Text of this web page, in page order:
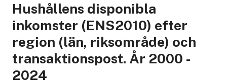
Hushållens disponibla
inkomster (ENS2010) efter
region (län, riksområde) och
transaktionspost. År 2000 -
2024